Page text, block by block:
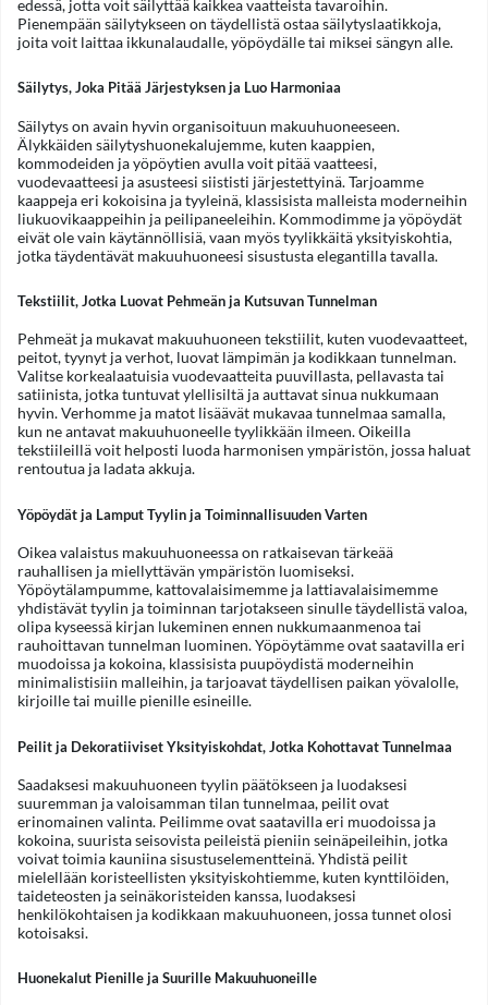
edessä, jotta voit säilyttää kaikkea vaatteista tavaroihin.
Pienempään säilytykseen on täydellistä ostaa säilytyslaatikkoja,
joita voit laittaa ikkunalaudalle, yöpöydälle tai miksei sängyn alle.
Säilytys, Joka Pitää Järjestyksen ja Luo Harmoniaa
Säilytys on avain hyvin organisoituun makuuhuoneeseen.
Älykkäiden säilytyshuonekalujemme, kuten kaappien,
kommodeiden ja yöpöytien avulla voit pitää vaatteesi,
vuodevaatteesi ja asusteesi siististi järjestettyinä. Tarjoamme
kaappeja eri kokoisina ja tyyleinä, klassisista malleista moderneihin
liukuovikaappeihin ja peilipaneeleihin. Kommodimme ja yöpöydät
eivät ole vain käytännöllisiä, vaan myös tyylikkäitä yksityiskohtia,
jotka täydentävät makuuhuoneesi sisustusta elegantilla tavalla.
Tekstiilit, Jotka Luovat Pehmeän ja Kutsuvan Tunnelman
Pehmeät ja mukavat makuuhuoneen tekstiilit, kuten vuodevaatteet,
peitot, tyynyt ja verhot, luovat lämpimän ja kodikkaan tunnelman.
Valitse korkealaatuisia vuodevaatteita puuvillasta, pellavasta tai
satiinista, jotka tuntuvat ylellisiltä ja auttavat sinua nukkumaan
hyvin. Verhomme ja matot lisäävät mukavaa tunnelmaa samalla,
kun ne antavat makuuhuoneelle tyylikkään ilmeen. Oikeilla
tekstiileillä voit helposti luoda harmonisen ympäristön, jossa haluat
rentoutua ja ladata akkuja.
Yöpöydät ja Lamput Tyylin ja Toiminnallisuuden Varten
Oikea valaistus makuuhuoneessa on ratkaisevan tärkeää
rauhallisen ja miellyttävän ympäristön luomiseksi.
Yöpöytälampumme, kattovalaisimemme ja lattiavalaisimemme
yhdistävät tyylin ja toiminnan tarjotakseen sinulle täydellistä valoa,
olipa kyseessä kirjan lukeminen ennen nukkumaanmenoa tai
rauhoittavan tunnelman luominen. Yöpöytämme ovat saatavilla eri
muodoissa ja kokoina, klassisista puupöydistä moderneihin
minimalistisiin malleihin, ja tarjoavat täydellisen paikan yövalolle,
kirjoille tai muille pienille esineille.
Peilit ja Dekoratiiviset Yksityiskohdat, Jotka Kohottavat Tunnelmaa
Saadaksesi makuuhuoneen tyylin päätökseen ja luodaksesi
suuremman ja valoisamman tilan tunnelmaa, peilit ovat
erinomainen valinta. Peilimme ovat saatavilla eri muodoissa ja
kokoina, suurista seisovista peileistä pieniin seinäpeileihin, jotka
voivat toimia kauniina sisustuselementteinä. Yhdistä peilit
mielellään koristeellisten yksityiskohtiemme, kuten kynttilöiden,
taideteosten ja seinäkoristeiden kanssa, luodaksesi
henkilökohtaisen ja kodikkaan makuuhuoneen, jossa tunnet olosi
kotoisaksi.
Huonekalut Pienille ja Suurille Makuuhuoneille